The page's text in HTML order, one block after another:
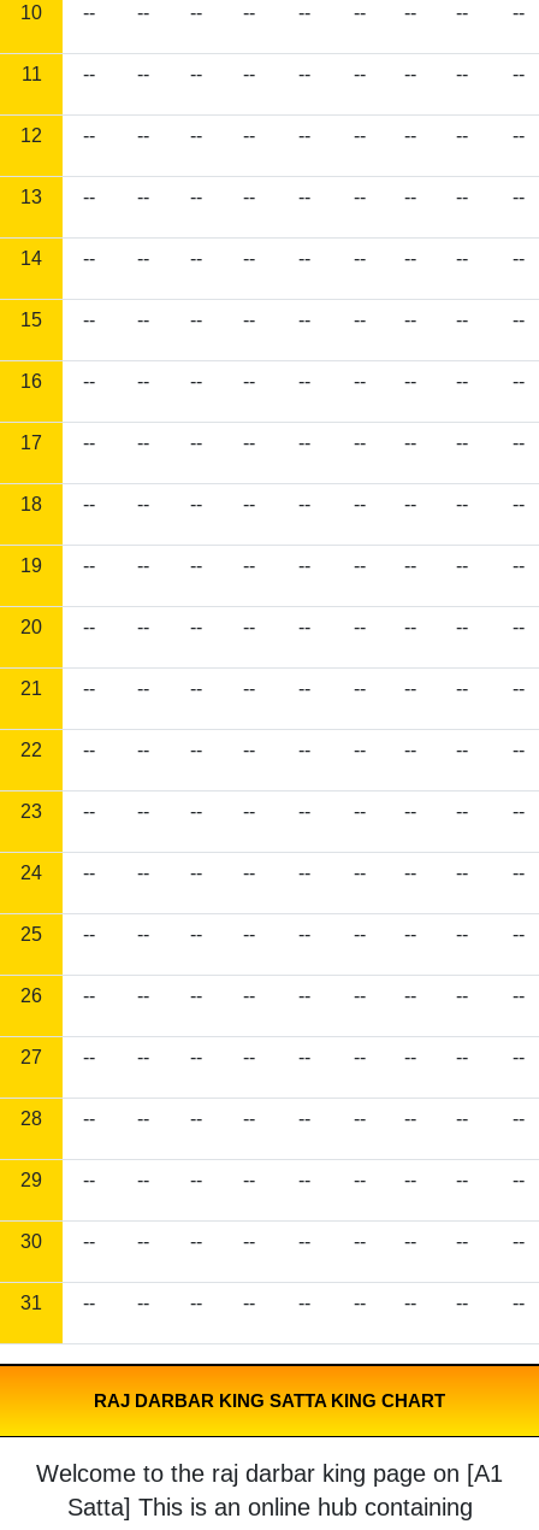
10 -- -- -- -- -- -- -- -- --
11 -- -- -- -- -- -- -- -- --
12 -- -- -- -- -- -- -- -- --
13 -- -- -- -- -- -- -- -- --
14 -- -- -- -- -- -- -- -- --
15 -- -- -- -- -- -- -- -- --
16 -- -- -- -- -- -- -- -- --
17 -- -- -- -- -- -- -- -- --
18 -- -- -- -- -- -- -- -- --
19 -- -- -- -- -- -- -- -- --
20 -- -- -- -- -- -- -- -- --
21 -- -- -- -- -- -- -- -- --
22 -- -- -- -- -- -- -- -- --
23 -- -- -- -- -- -- -- -- --
24 -- -- -- -- -- -- -- -- --
25 -- -- -- -- -- -- -- -- --
26 -- -- -- -- -- -- -- -- --
27 -- -- -- -- -- -- -- -- --
28 -- -- -- -- -- -- -- -- --
29 -- -- -- -- -- -- -- -- --
30 -- -- -- -- -- -- -- -- --
31 -- -- -- -- -- -- -- -- --
RAJ DARBAR KING SATTA KING CHART
Welcome to the raj darbar king page on [A1
Satta] This is an online hub containing